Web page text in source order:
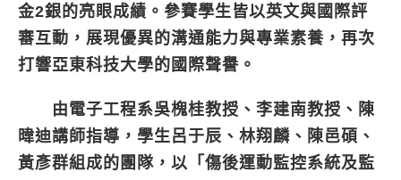
金2銀的亮眼成績。參賽學生皆以英文與國際評
審互動，展現優異的溝通能力與專業素養，再次
打響亞東科技大學的國際聲譽。
由電子工程系吳槐桂教授、李建南教授、陳
暐迪講師指導，學生呂于辰、林翔麟、陳邑碩、
黃彥群組成的團隊，以「傷後運動監控系統及監